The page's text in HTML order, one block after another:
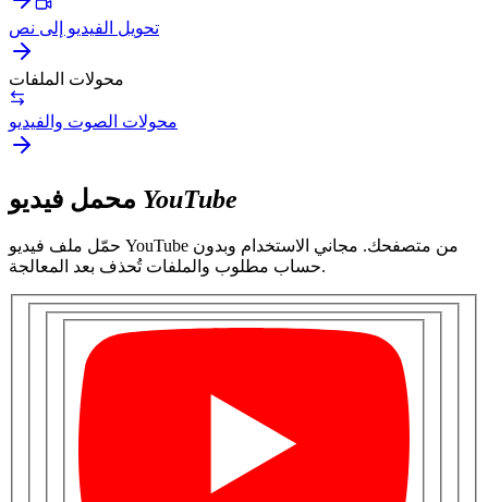
تحويل الفيديو إلى نص
محولات الملفات
محولات الصوت والفيديو
YouTube
حمّل ملف فيديو YouTube من متصفحك. مجاني الاستخدام وبدون
حساب مطلوب والملفات تُحذف بعد المعالجة.